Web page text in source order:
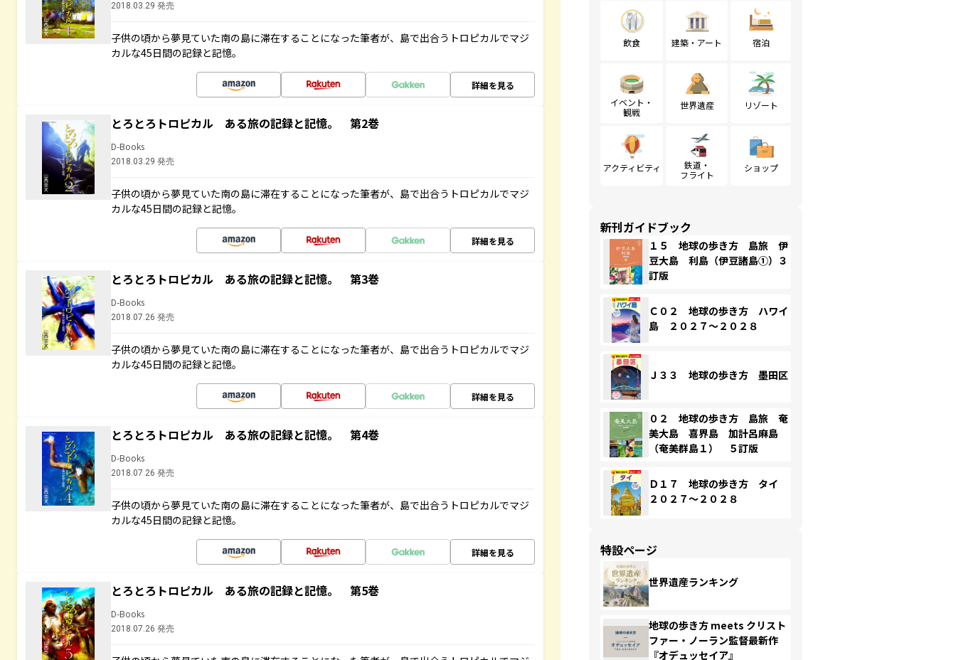
2018.03.29 発売
子供の頃から夢見ていた南の島に滞在することになった筆者が、島で出合うトロピカルでマジ
カルな45日間の記録と記憶。
詳細を見る
とろとろトロピカル ある旅の記録と記憶。 第2巻
D-Books
2018.03.29 発売
子供の頃から夢見ていた南の島に滞在することになった筆者が、島で出合うトロピカルでマジ
カルな45日間の記録と記憶。
詳細を見る
とろとろトロピカル ある旅の記録と記憶。 第3巻
D-Books
2018.07.26 発売
子供の頃から夢見ていた南の島に滞在することになった筆者が、島で出合うトロピカルでマジ
カルな45日間の記録と記憶。
詳細を見る
とろとろトロピカル ある旅の記録と記憶。 第4巻
D-Books
2018.07.26 発売
子供の頃から夢見ていた南の島に滞在することになった筆者が、島で出合うトロピカルでマジ
カルな45日間の記録と記憶。
詳細を見る
とろとろトロピカル ある旅の記録と記憶。 第5巻
D-Books
2018.07.26 発売
飲食 建築・アート 宿泊
イベント・
観戦
世界遺産 リゾート
アクティビティ
鉄道・
フライト
ショップ
新刊ガイドブック
１５ 地球の歩き方 島旅 伊
豆大島 利島（伊豆諸島①）３
訂版
Ｃ０２ 地球の歩き方 ハワイ
島 ２０２７～２０２８
Ｊ３３ 地球の歩き方 墨田区
０２ 地球の歩き方 島旅 奄
美大島 喜界島 加計呂麻島
（奄美群島１） ５訂版
Ｄ１７ 地球の歩き方 タイ
２０２７～２０２８
特設ページ
世界遺産ランキング
地球の歩き方 meets クリスト
ファー・ノーラン監督最新作
『オデュッセイア』